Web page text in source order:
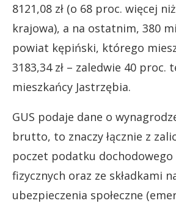
8121,08 zł (o 68 proc. więcej
krajowa), a na ostatnim, 380
powiat kępiński, którego
3183,34 zł – zaledwie 40 proc.
mieszkańcy Jastrzębia.
GUS podaje dane o
brutto, to znaczy łącznie z
poczet podatku dochodowego
fizycznych oraz ze składkami
ubezpieczenia społeczne